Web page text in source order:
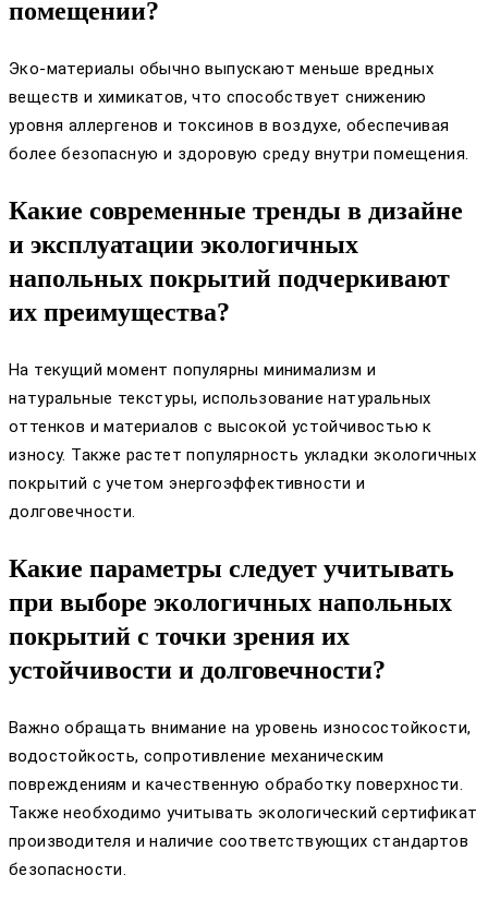
помещении?
Эко-материалы обычно выпускают меньше вредных
веществ и химикатов, что способствует снижению
уровня аллергенов и токсинов в воздухе, обеспечивая
более безопасную и здоровую среду внутри помещения.
Какие современные тренды в дизайне
и эксплуатации экологичных
напольных покрытий подчеркивают
их преимущества?
На текущий момент популярны минимализм и
натуральные текстуры, использование натуральных
оттенков и материалов с высокой устойчивостью к
износу. Также растет популярность укладки экологичных
покрытий с учетом энергоэффективности и
долговечности.
Какие параметры следует учитывать
при выборе экологичных напольных
покрытий с точки зрения их
устойчивости и долговечности?
Важно обращать внимание на уровень износостойкости,
водостойкость, сопротивление механическим
повреждениям и качественную обработку поверхности.
Также необходимо учитывать экологический сертификат
производителя и наличие соответствующих стандартов
безопасности.